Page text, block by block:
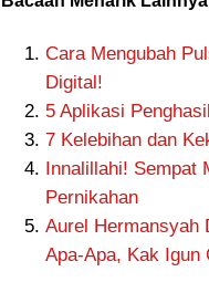
Cara Mengubah
Digital!
5 Aplikasi
7 Kelebihan dan
Innalillahi! Sempat
Pernikahan
Aurel Hermansyah
Apa-Apa, Kak Igun